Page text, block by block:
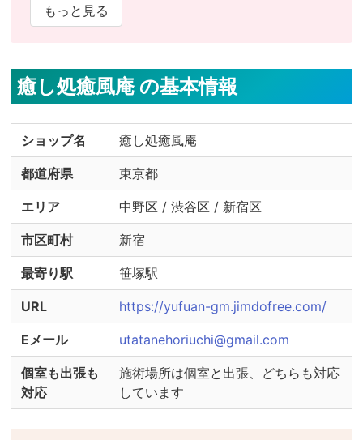
・検温実施
・うがい薬の用意
【お客様】
・検温実施
・うがい薬の用意
※感染症対策の実施状況詳細やご不明点について
は、セラピストへ直接ご確認ください。
もっと見る
癒し処癒風庵 の基本情報
ショップ名 癒し処癒風庵
都道府県 東京都
エリア 中野区 / 渋谷区 / 新宿区
市区町村 新宿
最寄り駅 笹塚駅
URL https://yufuan-gm.jimdofree.com/
Eメール utatanehoriuchi@gmail.com
個室も出張も
対応
施術場所は個室と出張、どちらも対応
しています